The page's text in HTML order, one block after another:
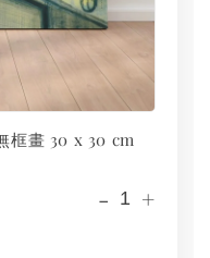
框畫 30 x 30 cm
- +